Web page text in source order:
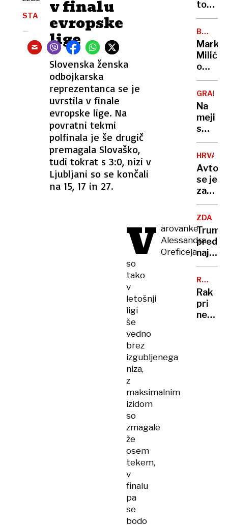
v finalu
evropske
lige
Slovenska ženska
odbojkarska
reprezentanca se je
uvrstila v finale
evropske lige. Na
povratni tekmi
polfinala je še drugič
premagala Slovaško,
tudi tokrat s 3:0, nizi v
Ljubljani so se končali
na 15, 17 in 27.
STA
V arovanke
Alessandra
Oreficeja
so
tako
v
letošnji
ligi
še
vedno
brez
izgubljenega
niza,
z
maksimalnim
izidom
so
zmagale
že
osem
tekem,
v
finalu
pa
se
bodo
z
usodi
ton
pršuta
bo
romalo
v
lastnik
ni
imel
niti
enega
BREZ
DLAKE
NA
JEZIKU
Marko
Milić
o
ki ga
je
stala
NBA-
da
sem
to
storil«
Na
meji
s
pozabil
ženo
in
proti
sem,
da
se
se je
na
rampi
potniki
so
ga
tresli
in
ZDA
Trump
pred
so
nizke
SIN
Rak
pri